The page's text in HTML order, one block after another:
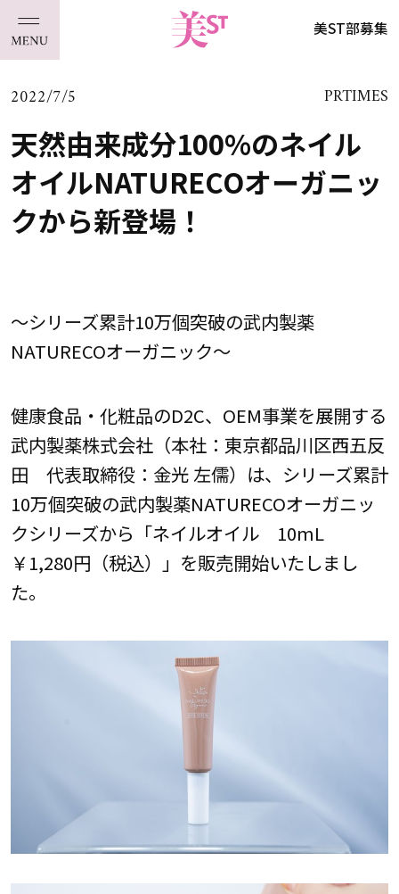
美ST部募集
2022/7/5 PRTIMES
天然由来成分100%のネイル
オイルNATURECOオーガニッ
クから新登場！
～シリーズ累計10万個突破の武内製薬
NATURECOオーガニック～
健康食品・化粧品のD2C、OEM事業を展開する
武内製薬株式会社（本社：東京都品川区西五反
田 代表取締役：金光 左儒）は、シリーズ累計
10万個突破の武内製薬NATURECOオーガニッ
クシリーズから「ネイルオイル 10mL
￥1,280円（税込）」を販売開始いたしまし
た。